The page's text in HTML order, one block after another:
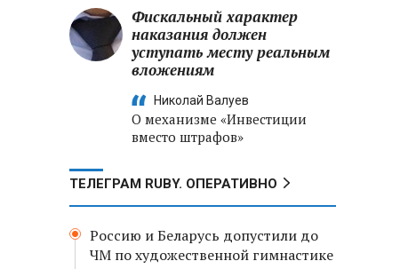
Фискальный характер
наказания должен
уступать месту реальным
вложениям
Николай Валуев
О механизме «Инвестиции
вместо штрафов»
ТЕЛЕГРАМ RUBY. ОПЕРАТИВНО
Россию и Беларусь допустили до
ЧМ по художественной гимнастике